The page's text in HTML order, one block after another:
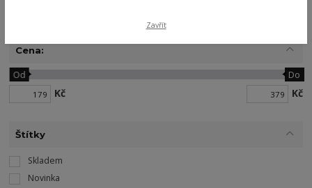
Cena:
Kč
Od Do
Kč
Štítky
Skladem
Novinka
Zavřít